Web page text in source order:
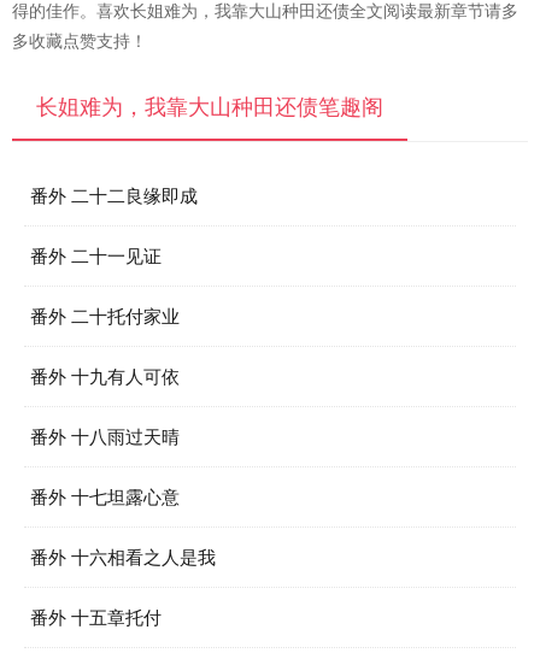
得的佳作。喜欢长姐难为，我靠大山种田还债全文阅读最新章节请多
多收藏点赞支持！
长姐难为，我靠大山种田还债笔趣阁
番外 二十二良缘即成
番外 二十一见证
番外 二十托付家业
番外 十九有人可依
番外 十八雨过天晴
番外 十七坦露心意
番外 十六相看之人是我
番外 十五章托付